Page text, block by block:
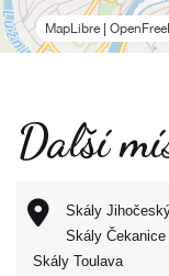
MapLibre
Další
Skály
Skály Čekanice
Skály Toulava